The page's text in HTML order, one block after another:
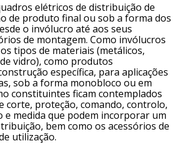
elétricos de distribuição de
de produto final ou sob a forma dos
o invólucro até aos seus
de montagem. Como invólucros
tipos de materiais (metálicos,
vidro), como produtos
específica, para aplicações
sob a forma monobloco ou em
constituintes ficam contemplados
corte, proteção, comando, controlo,
e medida que podem incorporar um
bem como os acessórios de
utilização.